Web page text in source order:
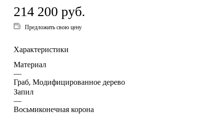
214 200 руб.
Предложить свою цену
Характеристики
Материал
—
Граб, Модифицированное дерево
Запил
—
Восьмиконечная корона